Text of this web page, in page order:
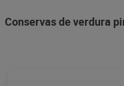
Conservas de verdura